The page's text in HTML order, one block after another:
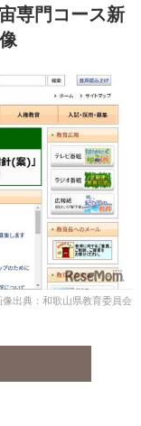
専門コース新
像出典：和歌山県教育委員会